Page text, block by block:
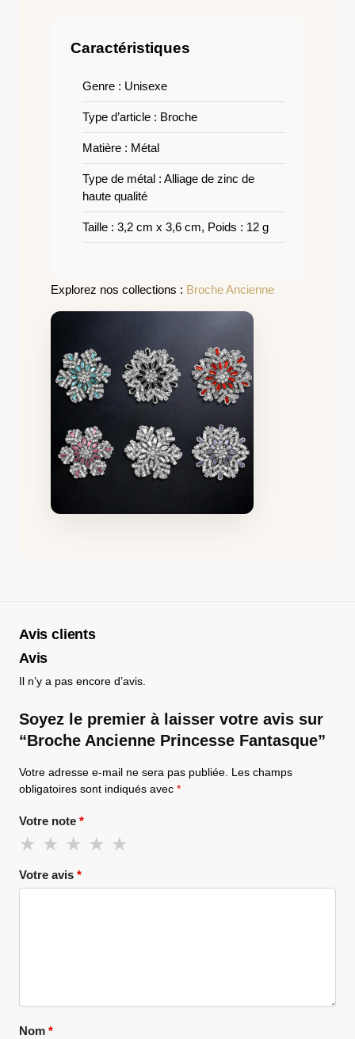
Caractéristiques
Genre : Unisexe
Type d’article : Broche
Matière : Métal
Type de métal : Alliage de zinc de
haute qualité
Taille : 3,2 cm x 3,6 cm, Poids : 12 g
Explorez nos collections : Broche Ancienne
Avis clients
Avis
Il n’y a pas encore d’avis.
Soyez le premier à laisser votre avis sur
“Broche Ancienne Princesse Fantasque”
Votre adresse e-mail ne sera pas publiée. Les champs
obligatoires sont indiqués avec *
Votre note *
Votre avis *
Nom *